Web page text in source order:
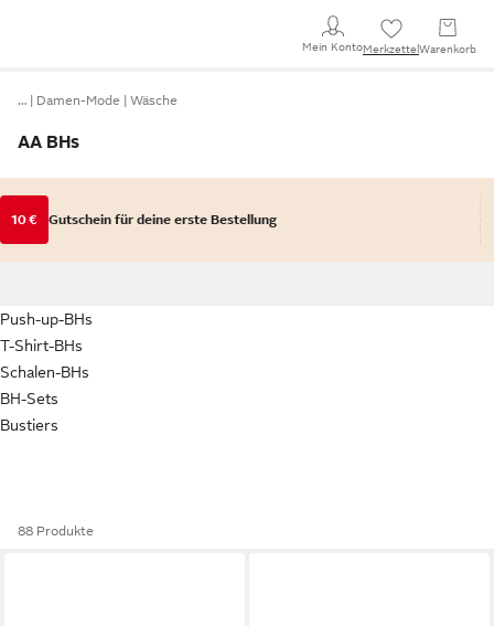
Mein KontoMerkzettel Warenkorb
… Damen-Mode Wäsche
AA BHs
10 € Gutschein für deine erste Bestellung
Push-up-BHs
T-Shirt-BHs
Schalen-BHs
BH-Sets
Bustiers
88 Produkte